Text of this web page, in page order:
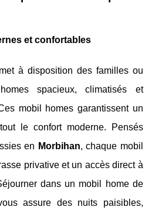
et confortables
à disposition des familles ou
spacieux, climatisés et
mobil homes garantissent un
le confort moderne. Pensés
en Morbihan, chaque mobil
privative et un accès direct à
dans un mobil home de
assure des nuits paisibles,